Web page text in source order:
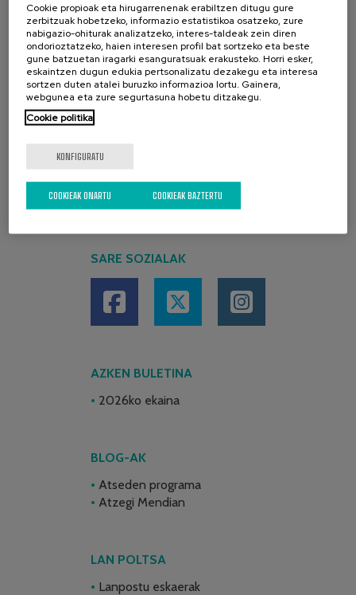
SARE SOZIALAK
AZKEN BULETINA
2026ko ekaina
BLOG-AK
Atseden programa
Atzegi Mendian
LAN POLTSA
Lanpostu eskaerak
Cookie propioak eta hirugarrenenak erabiltzen ditugu gure
zerbitzuak hobetzeko, informazio estatistikoa osatzeko, zure
nabigazio-ohiturak analizatzeko, interes-taldeak zein diren
ondorioztatzeko, haien interesen profil bat sortzeko eta beste
gune batzuetan iragarki esanguratsuak erakusteko. Horri esker,
eskaintzen dugun edukia pertsonalizatu dezakegu eta interesa
sortzen duten atalei buruzko informazioa lortu. Gainera,
webgunea eta zure segurtasuna hobetu ditzakegu.
Cookie politika
KONFIGURATU
COOKIEAK BAZTERTU
COOKIEAK ONARTU